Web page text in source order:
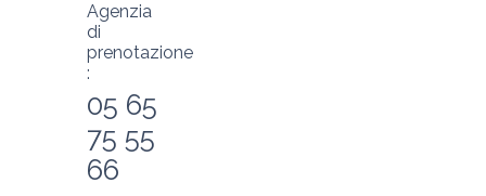
Agenzia
di
prenotazione
:
05 65
75 55
66